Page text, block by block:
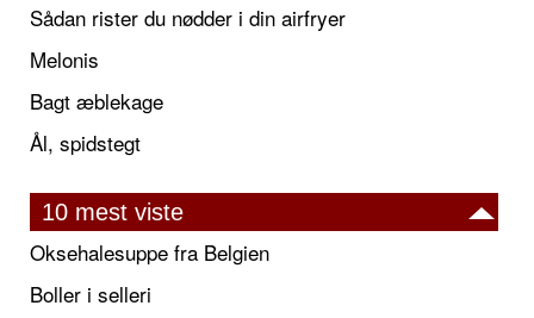
Sådan rister du nødder i din airfryer
Melonis
Bagt æblekage
Ål, spidstegt
10 mest viste
Oksehalesuppe fra Belgien
Boller i selleri